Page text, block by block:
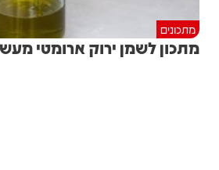
מתכונים
מתכון לשמן ירוק ארומטי